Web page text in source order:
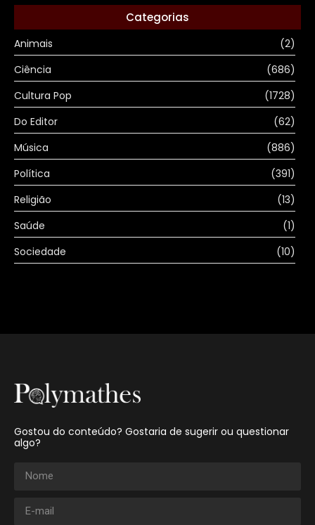
Categorias
Animais
(2)
Ciência
(686)
Cultura Pop
(1728)
Do Editor
(62)
Música
(886)
Política
(391)
Religião
(13)
Saúde
(1)
Sociedade
(10)
Gostou do conteúdo? Gostaria de sugerir ou questionar
algo?